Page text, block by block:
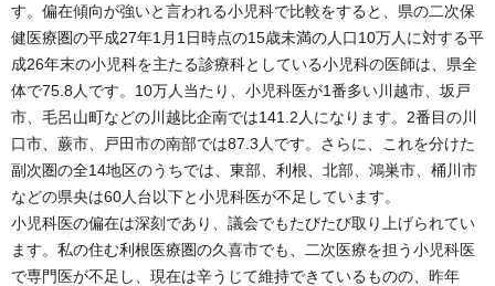
す。偏在傾向が強いと言われる小児科で比較をすると、県の二次保
健医療圏の平成27年1月1日時点の15歳未満の人口10万人に対する平
成26年末の小児科を主たる診療科としている小児科の医師は、県全
体で75.8人です。10万人当たり、小児科医が1番多い川越市、坂戸
市、毛呂山町などの川越比企南では141.2人になります。2番目の川
口市、蕨市、戸田市の南部では87.3人です。さらに、これを分けた
副次圏の全14地区のうちでは、東部、利根、北部、鴻巣市、桶川市
などの県央は60人台以下と小児科医が不足しています。
小児科医の偏在は深刻であり、議会でもたびたび取り上げられてい
ます。私の住む利根医療圏の久喜市でも、二次医療を担う小児科医
で専門医が不足し、現在は辛うじて維持できているものの、昨年